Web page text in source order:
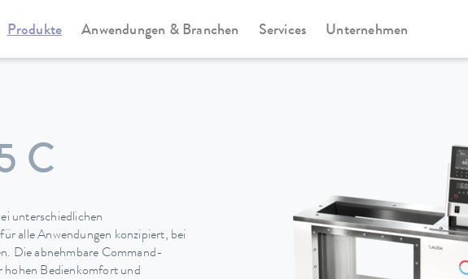
Produkte Anwendungen & Branchen Services Unternehmen
Serie Viscotemp Pro-Serie
C
unterschiedlichen
alle Anwendungen konzipiert, bei
Die abnehmbare Command-
Bedienkomfort und